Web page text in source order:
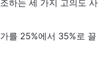
하는 세 가지 고의도 사
를 25%에서 35%로 끌